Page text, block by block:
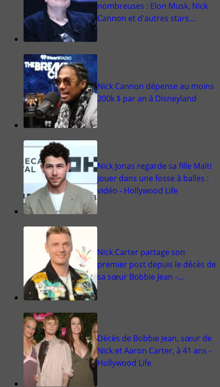
nombreuses : Elon Musk, Nick
Cannon et d'autres stars…
Nick Cannon dépense au moins
200k $ par an à Disneyland
Nick Jonas regarde sa fille Malti
jouer dans une fosse à balles :
vidéo - Hollywood Life
Nick Carter partage son
premier post depuis le décès de
sa sœur Bobbie Jean -…
Décès de Bobbie Jean, sœur de
Nick et Aaron Carter, à 41 ans -
Hollywood Life